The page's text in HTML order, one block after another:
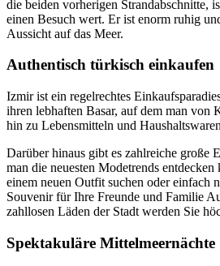
die beiden vorherigen Strandabschnitte,
einen Besuch wert. Er ist enorm ruhig
Aussicht auf das Meer.
Authentisch türkisch einkaufen
Izmir ist ein regelrechtes
ihren lebhaften Basar, auf dem man von
hin zu Lebensmitteln und
Darüber hinaus gibt es zahlreiche große
man die neuesten Modetrends
einem neuen Outfit suchen oder einfach
Souvenir für Ihre Freunde und Familie
zahllosen Läden der Stadt werden Sie
Spektakuläre Mittelmeernächte